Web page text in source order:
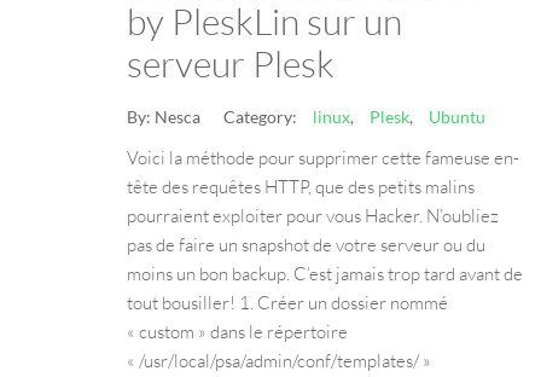
by PleskLin sur un
serveur Plesk
By: Nesca Category: linux, Plesk, Ubuntu
Voici la méthode pour supprimer cette fameuse en-
tête des requêtes HTTP, que des petits malins
pourraient exploiter pour vous Hacker. N’oubliez
pas de faire un snapshot de votre serveur ou du
moins un bon backup. C’est jamais trop tard avant de
tout bousiller! 1. Créer un dossier nommé
« custom » dans le répertoire
« /usr/local/psa/admin/conf/templates/ »